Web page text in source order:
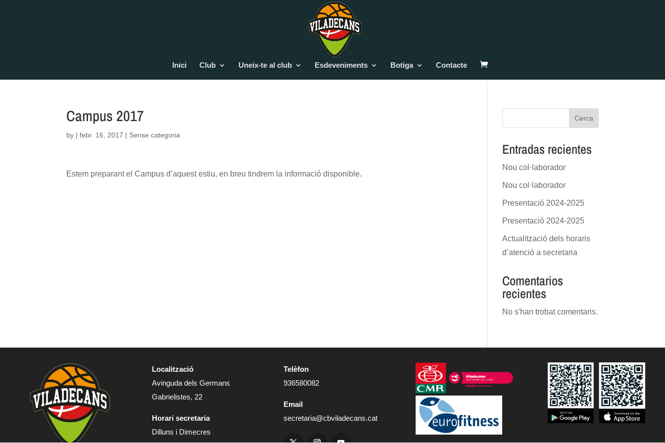
Inici Club Uneix-te al club Esdeveniments Botiga Contacte
Campus 2017
by |febr. 16, 2017 | Sense categoria
Estem preparant el Campus d’aquest estiu, en breu tindrem la informació disponible.
Cerca
Entradas recientes
Nou col·laborador
Nou col·laborador
Presentació 2024-2025
Presentació 2024-2025
Actualització dels horaris
d’atenció a secretaria
Comentarios
recientes
No s'han trobat comentaris.
Localització
Avinguda dels Germans
Gabrielistes, 22
Horari secretaria
Dilluns i Dimecres
Telèfon
936580082
Email
secretaria@cbviladecans.cat